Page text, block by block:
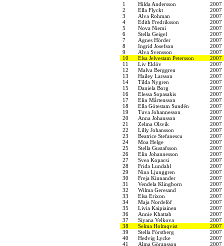
1 Hilda Andersson
2007
2
Ella Flyckt
2007
3
Alva Rohman
2007
4
Edith Fredriksson
2007
5
Nova Niemi
2007
6
Stella Geigel
2007
7
Agnes Hörder
2007
8
Ingrid Josefson
2007
9
Alva Svensson
2007
10
Elsa Jelvestam Petersson
2007
11
Liv Eklöv
2007
12
Malva Berggren
2007
13
Hailey Larsson
2007
14
Tilda Nygren
2007
15
Daniela Borg
2007
16
Elessa Sopasakis
2007
17
Elin Mårtensson
2007
18
Ella Götestam Sundén
2007
19
Tuva Johannesson
2007
20
Anna Johansson
2007
21
Zelma Olsvik
2007
22
Lilly Johansson
2007
23
Beatrice Stefanescu
2007
24
Moa Helge
2007
25
Stella Gustafsson
2007
26
Elin Johannesson
2007
27
Svea Kopacsi
2007
28
Frida Lundahl
2007
29
Nina Ljunggren
2007
30
Freja Kinnander
2007
31
Vendela Klingborn
2007
32
Wilma Geresand
2007
33
Elsa Erixon
2007
34
Maja Nordelöf
2007
35
Livia Kaipiainen
2007
36
Annie Khattab
2007
37
Siyana Velkova
2007
38
Selma Holmqvist
2007
39
Stella Förstberg
2007
40
Hedvig Lycke
2007
41
Alma Göransson
2007